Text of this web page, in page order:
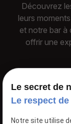
Découvrez
leurs
et notre bar à
offrir une
Le secret de
Le respect
Notre site utilise